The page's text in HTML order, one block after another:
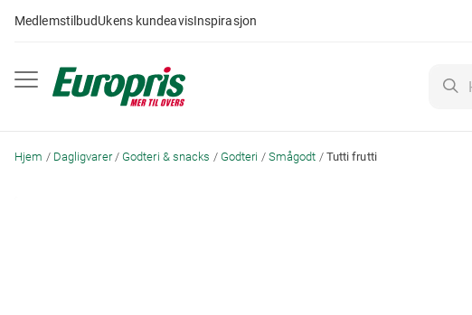
til
MedlemstilbudUkens kundeavisInspirasjon
Hjem Dagligvarer Godteri & snacks Godteri Smågodt Tutti frutti